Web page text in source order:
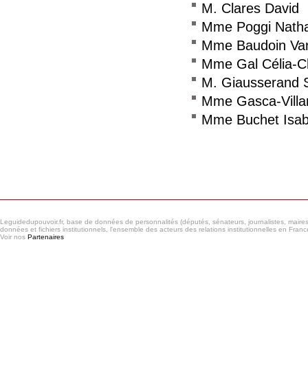
M. Clares David
Mme Poggi
Mme Baudoin
Mme Gal Célia-
M. Giausserand
Mme Gasca-
Mme Buchet
Leguidedupouvoir.fr, base de données de personnalités (députés, sénateurs, journalistes,
données et fichiers institutionnels, l'ensemble des acteurs des relations institutionnelles en
Voir nos Partenaires